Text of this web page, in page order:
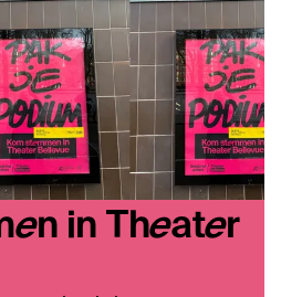
in Theater